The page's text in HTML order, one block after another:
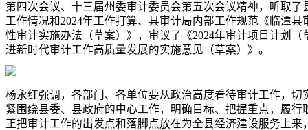
第四次会议、十三届州委审计委员会第五次会议精神，听取了
工作情况和2024年工作打算、县审计局内部工作规范《临潭县
性审计实施办法（草案）》，审议了《2024年审计项目计划（
进新时代审计工作高质量发展的实施意见（草案）》。
杨永红强调，各部门、各单位要从政治高度看待审计工作，切
紧围绕县委、县政府的中心工作，明确目标、把握重点，履行
正把审计工作的出发点和落脚点放在为全县经济建设服务上来